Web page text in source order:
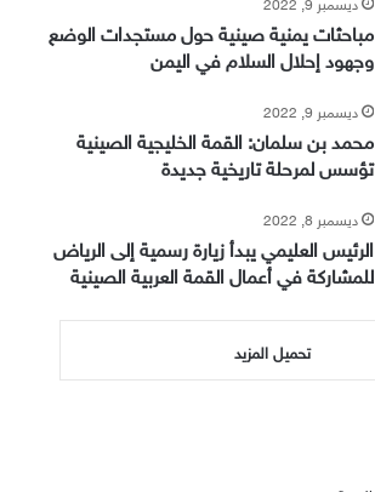
مباحثات يمنية صينية حول مستجدات الوضع
وجهود إحلال السلام في اليمن
ديسمبر 9, 2022
محمد بن سلمان: القمة الخليجية الصينية
تؤسس لمرحلة تاريخية جديدة
ديسمبر 8, 2022
الرئيس العليمي يبدأ زيارة رسمية إلى الرياض
للمشاركة في أعمال القمة العربية الصينية
تحميل المزيد